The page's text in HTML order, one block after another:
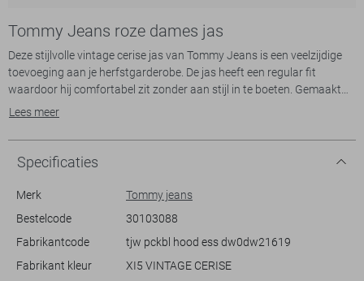
Tommy Jeans roze dames jas
Deze stijlvolle vintage cerise jas van Tommy Jeans is een veelzijdige
toevoeging aan je herfstgarderobe. De jas heeft een regular fit
waardoor hij comfortabel zit zonder aan stijl in te boeten. Gemaakt
van 100% polyamide en voorzien van een gewatteerde polyester
high neck en ritsluiting zorgen voor extra bescherming tegen de kou,
terwijl de handige ritszakken ideaal zijn voor het opbergen van kleine
persoonlijke spullen.
elke casual outfit. Dankzij het korte model en de lange mouwen is het
een ideale keuze voor een dagje uit of een ontspannen
weekendwandeling. Combineer de jas met je favoriete jeans en
Lees meer
Specificaties
Merk
Tommy jeans
Bestelcode
30103088
Fabrikantcode
tjw pckbl hood ess dw0dw21619
Fabrikant kleur
XI5 VINTAGE CERISE